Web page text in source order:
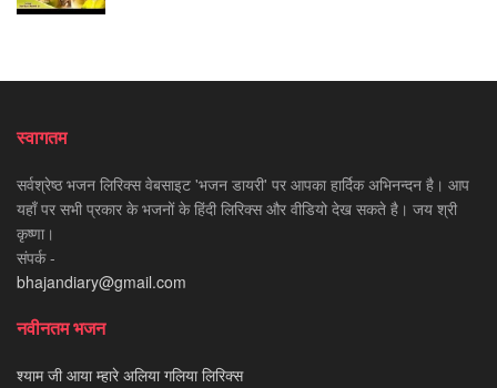
स्वागतम
सर्वश्रेष्ठ भजन लिरिक्स वेबसाइट 'भजन डायरी' पर आपका हार्दिक अभिनन्दन है। आप
यहाँ पर सभी प्रकार के भजनों के हिंदी लिरिक्स और वीडियो देख सकते है। जय श्री
कृष्णा।
संपर्क -
bhajandiary@gmail.com
नवीनतम भजन
श्याम जी आया म्हारे अलिया गलिया लिरिक्स